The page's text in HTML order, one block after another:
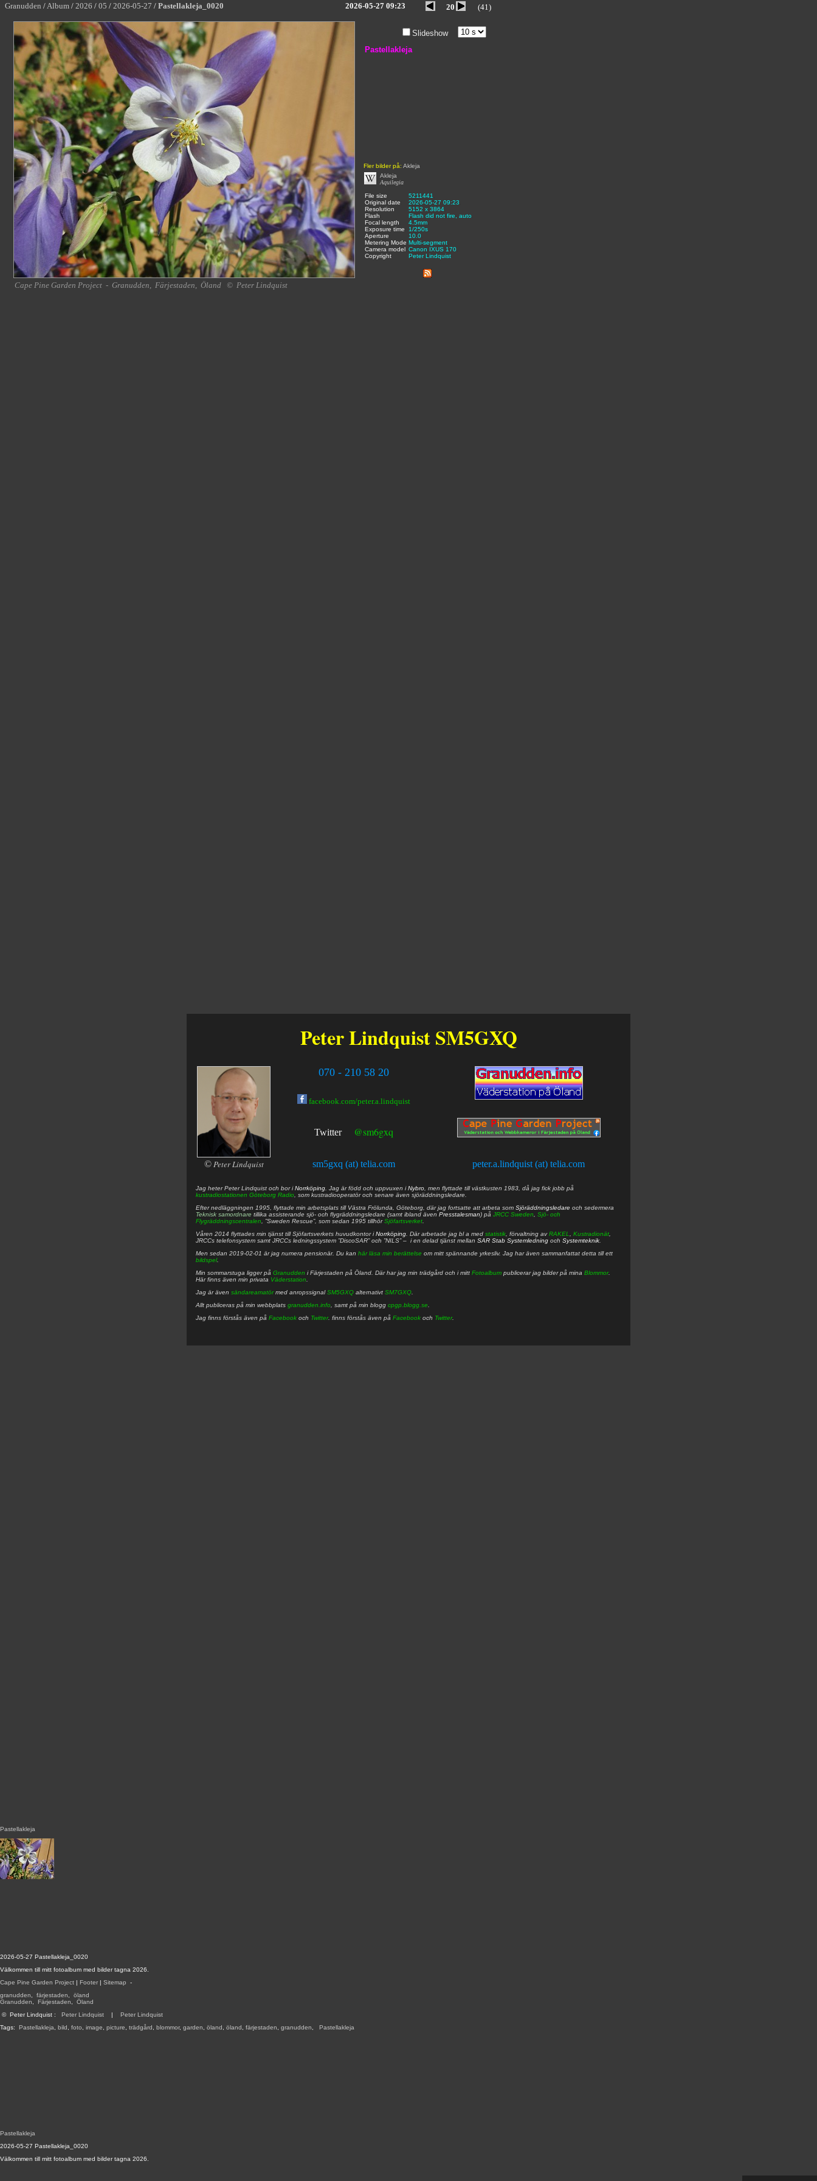
Granudden /Album / 2026 / 05 / 2026-05-27 / Pastellakleja_0020 2026-05-27 09:23 20 (41)
Slideshow
Pastellakleja
2026-05-27 Pastellakleja_0020
Välkommen till mitt fotoalbum med bilder tagna 2026.
Cape Pine Garden Project | Footer | Sitemap -
granudden
färjestaden
öland
Granudden
Färjestaden
Öland
© Peter Lindquist : Peter Lindquist | Peter Lindquist
Tags: Pastellakleja bild foto image picture trädgård blommor, garden öland öland färjestaden granudden Pastellakleja
Pastellakleja
Fler bilder på: Akleja
Akleja
Aquilegia
File size
5211441
Original date
2026-05-27 09:23
Resolution
5152 x 3864
Flash
Flash did not fire, auto
Focal length
4.5mm
Exposure time
1/250s
Aperture
10.0
Metering Mode Multi-segment
Camera model Canon IXUS 170
Copyright
Peter Lindquist
Pastellakleja
2026-05-27 Pastellakleja_0020
Välkommen till mitt fotoalbum med bilder tagna 2026.
Cape Pine Garden Project - Granudden, Färjestaden, Öland © Peter Lindquist
Peter Lindquist SM5GXQ
© Peter Lindquist
070 - 210 58 20
facebook.com/peter.a.lindquist
Twitter @sm6gxq
sm5gxq (at) telia.com peter.a.lindquist (at) telia.com
Jag heterPeter Lindquist och bor iNorrköping . Jag är född och uppvuxen iNybro , men flyttade till västkusten 1983, då jag fick jobb på
kustradiostationen Göteborg Radio , som kustradiooperatör och senare även sjöräddningsledare.
Efter nedläggningen 1995, flyttade min arbetsplats till Västra Frölunda, Göteborg, där jag fortsatte att arbeta som Sjöräddningsledare och sedermera
Teknisk samordnare tillika assisterande sjö- och flygräddningsledare (samt ibland även Presstalesman) på JRCC Sweden
Sjö- och
Flygräddningscentralen , ”Sweden Rescue”, som sedan 1995 tillhörSjöfartsverket
Våren 2014 flyttades min tjänst till Sjöfartsverkets huvudkontor iNorrköping . Där arbetade jag bl a med statistik , förvaltning avRAKEL Kustradionät
JRCCs telefonsystem samt JRCCs ledningssystem ”DiscoSAR” och ”NILS” – i en delad tjänst mellan SAR Stab Systemledning och Systemteknik
Men sedan 2019-02-01 är jag numera pensionär. Du kan här läsa min berättelse om mitt spännande yrkesliv. Jag har även sammanfattat detta till ett
bildspel.
Min sommarstuga ligger på Granudden i Färjestaden på Öland. Där har jag min trädgård och i mitt Fotoalbum publicerar jag bilder på mina Blommor.
Här finns även min privata Väderstation
Jag är även sändareamatörmed anropssignalSM5GXQ alternativt SM7GXQ
Allt publiceras på min webbplats granudden.info , samt på min blogg cpgp.blogg.se
Jag finns förstås även på Facebook och Twitter. finns förstås även på Facebook och Twitter.